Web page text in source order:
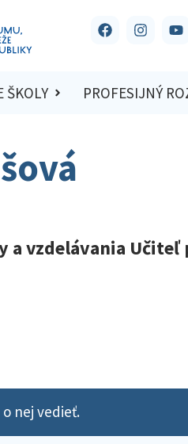
ŠKOLY PROFESIJNÝ
a vzdelávania
nej vedieť.